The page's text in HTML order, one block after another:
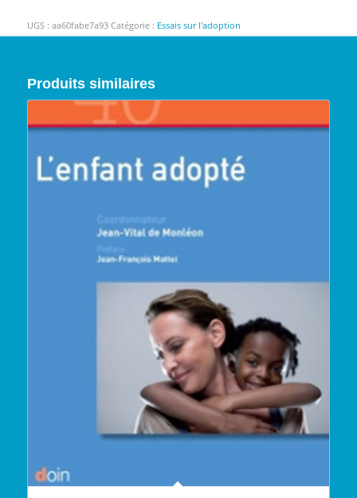
UGS : aa60fabe7a93 Catégorie : Essais sur l'adoption
Produits similaires